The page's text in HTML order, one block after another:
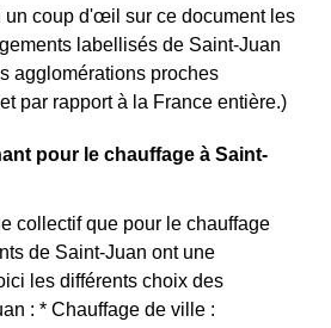
un coup d'œil sur ce document les
labellisés de Saint-Juan
agglomérations proches
par rapport à la France entière.)
pour le chauffage à Saint-
collectif que pour le chauffage
de Saint-Juan ont une
les différents choix des
: * Chauffage de ville :